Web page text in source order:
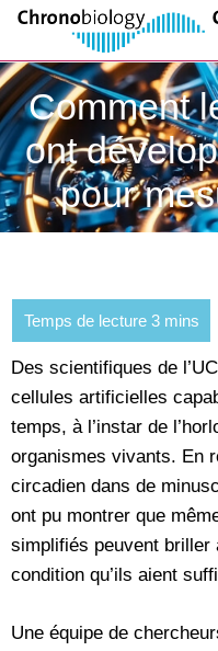
Comment
ont
pour
Des scientifiques de
cellules artificielles
temps, à l’instar de
organismes vivants. En
circadien dans de
ont pu montrer que
simplifiés peuvent briller
condition qu’ils aient
Une équipe de